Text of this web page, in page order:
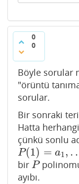
0
0
Böyle sorular
"örüntü
sorular.
Bir sonraki
Hatta
çünkü sonlu
P(1) = a1,
P(1)=a 1,…,P (n) =
bir P
P
ayıbı.